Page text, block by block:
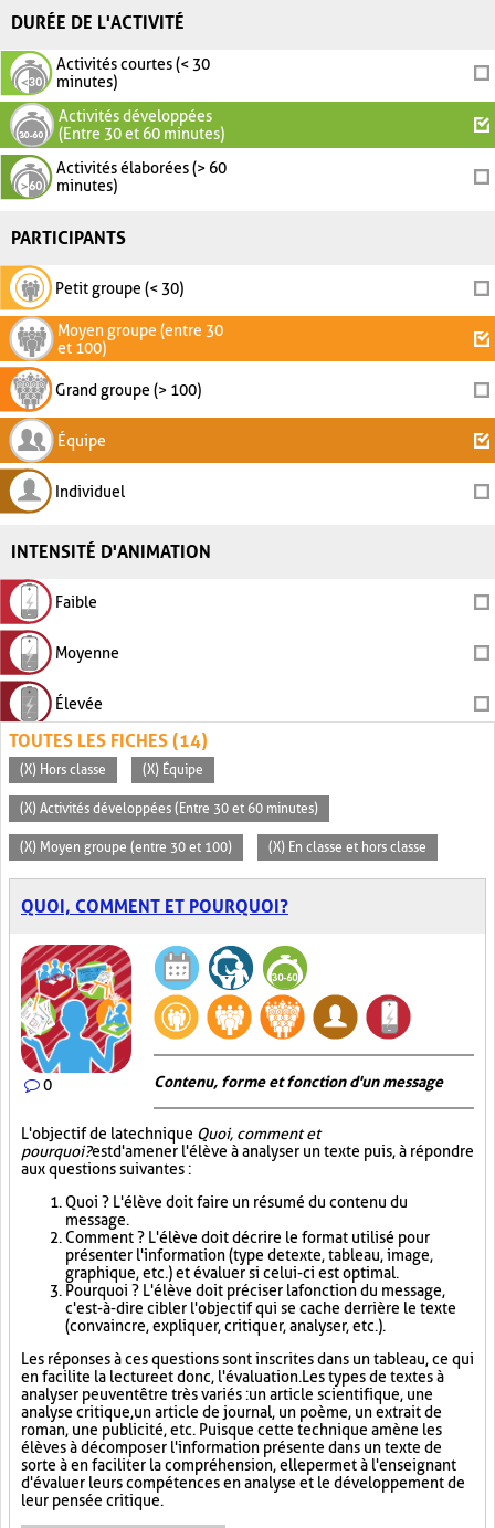
DURÉE DE L'ACTIVITÉ
Activités courtes (< 30
minutes)
Activités développées
(Entre 30 et 60 minutes)
Activités élaborées (> 60
minutes)
PARTICIPANTS
Petit groupe (< 30)
Moyen groupe (entre 30
et 100)
Grand groupe (> 100)
Équipe
Individuel
INTENSITÉ D'ANIMATION
Faible
Moyenne
Élevée
TOUTES LES FICHES (14)
(X) Hors classe (X) Équipe
(X) Activités développées (Entre 30 et 60 minutes)
(X) Moyen groupe (entre 30 et 100) (X) En classe et hors classe
QUOI, COMMENT ET POURQUOI?
0 Contenu, forme et fonction d'un message
L'objectif de la technique Quoi, comment et
pourquoi?est d'amener l'élève à analyser un texte puis, à répondre
aux questions suivantes :
Quoi ? L'élève doit faire un résumé du contenu du
message.
Comment ? L'élève doit décrire le format utilisé pour
présenter l'information (type de texte, tableau, image,
graphique, etc.) et évaluer si celui-ci est optimal.
Pourquoi ? L'élève doit préciser la fonction du message,
c'est-à-dire cibler l'objectif qui se cache derrière le texte
(convaincre, expliquer, critiquer, analyser, etc.).
Les réponses à ces questions sont inscrites dans un tableau, ce qui
en facilite la lecture et donc, l'évaluation. Les types de textes à
analyser peuvent être très variés : un article scientifique, une
analyse critique, un article de journal, un poème, un extrait de
roman, une publicité, etc. Puisque cette technique amène les
élèves à décomposer l'information présente dans un texte de
sorte à en faciliter la compréhension, elle permet à l'enseignant
d'évaluer leurs compétences en analyse et le développement de
leur pensée critique.